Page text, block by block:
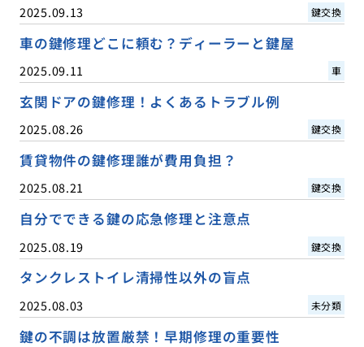
2025.09.13 鍵交換
車の鍵修理どこに頼む？ディーラーと鍵屋
2025.09.11 車
玄関ドアの鍵修理！よくあるトラブル例
2025.08.26 鍵交換
賃貸物件の鍵修理誰が費用負担？
2025.08.21 鍵交換
自分でできる鍵の応急修理と注意点
2025.08.19 鍵交換
タンクレストイレ清掃性以外の盲点
2025.08.03 未分類
鍵の不調は放置厳禁！早期修理の重要性